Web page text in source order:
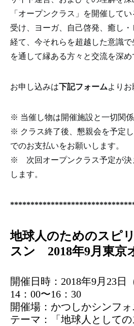
「オープンクラス」を開催して
受け、ヨーガ、自己啓発、癒し
経て、今それらを超越した意識
を通して縁ある方々と交流を深め
お申し込みは下記フォームよりお
※ 当催し物は開催施設と一切関係
※ クラス終了後、懇親会を予定
でのお支払いをお願いします。
※ 次回オープンクラス予定が決
します。
地球人のためのスピ
スン 2018年9月東京
開催日時：2018年9月23
14：00〜16：30
開催場：かつしかシンフ
テーマ：「地球人として